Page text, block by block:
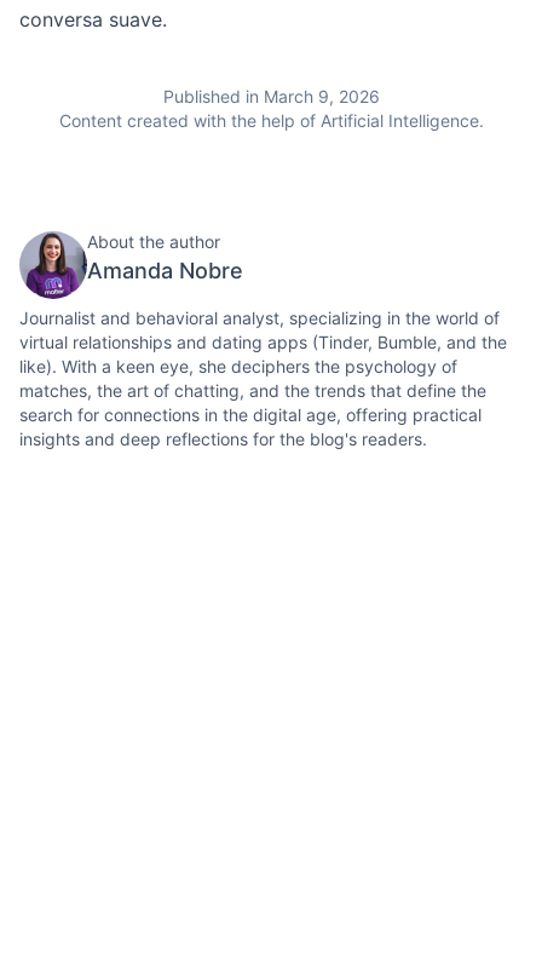
conversa suave.
Published in March 9, 2026
Content created with the help of Artificial Intelligence.
About the author
Amanda Nobre
Journalist and behavioral analyst, specializing in the world of
virtual relationships and dating apps (Tinder, Bumble, and the
like). With a keen eye, she deciphers the psychology of
matches, the art of chatting, and the trends that define the
search for connections in the digital age, offering practical
insights and deep reflections for the blog's readers.